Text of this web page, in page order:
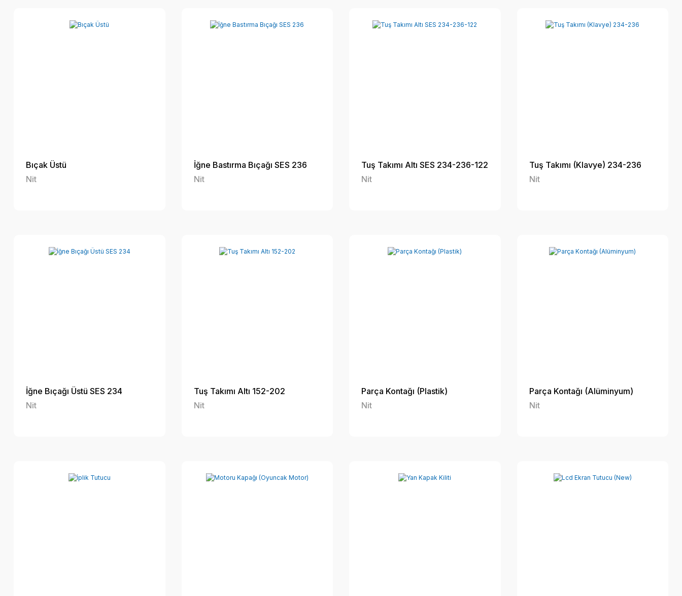
Bıçak Üstü
Nit
İğne Bastırma Bıçağı SES 236
Nit
Tuş Takımı Altı SES 234-236-122
Nit
Tuş Takımı (Klavye) 234-236
Nit
İğne Bıçağı Üstü SES 234
Nit
Tuş Takımı Altı 152-202
Nit
Parça Kontağı (Plastik)
Nit
Parça Kontağı (Alüminyum)
Nit